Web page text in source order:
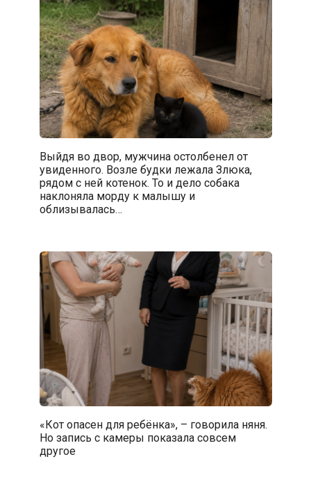
Выйдя во двор, мужчина остолбенел от
увиденного. Возле будки лежала Злюка,
рядом с ней котенок. То и дело собака
наклоняла морду к малышу и
облизывалась…
«Кот опасен для ребёнка», – говорила няня.
Но запись с камеры показала совсем
другое